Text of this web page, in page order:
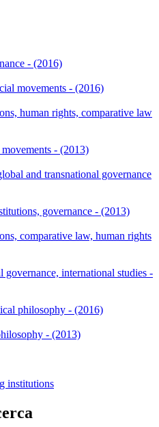
- (2016)
movements - (2016)
human rights, comparative law
- (2013)
and transnational governance
governance - (2013)
comparative law, human rights
international studies -
philosophy - (2016)
- (2013)
institutions